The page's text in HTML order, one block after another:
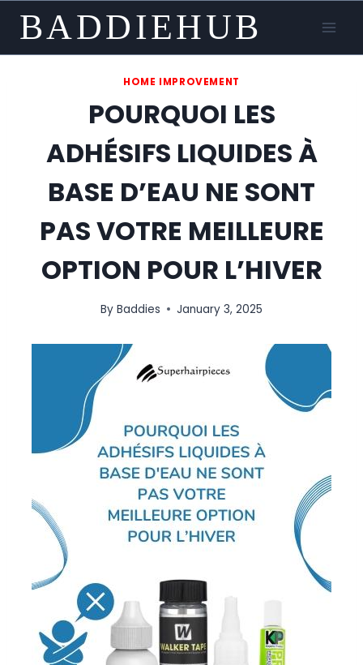
content
BADDIEHUB
HOME IMPROVEMENT
POURQUOI LES
ADHÉSIFS LIQUIDES À
BASE D’EAU NE SONT
PAS VOTRE MEILLEURE
OPTION POUR L’HIVER
By Baddies January 3, 2025